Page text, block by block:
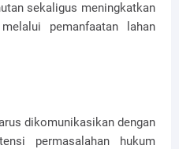
sekaligus meningkatkan
pemanfaatan lahan
dikomunikasikan dengan
permasalahan hukum